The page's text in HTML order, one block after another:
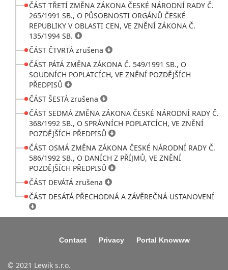
ČÁST TŘETÍ ZMĚNA ZÁKONA ČESKÉ NÁRODNÍ RADY Č.
265/1991 SB., O PŮSOBNOSTI ORGÁNŮ ČESKÉ
REPUBLIKY V OBLASTI CEN, VE ZNĚNÍ ZÁKONA Č.
135/1994 SB.
ČÁST ČTVRTÁ zrušena
ČÁST PÁTÁ ZMĚNA ZÁKONA Č. 549/1991 SB., O
SOUDNÍCH POPLATCÍCH, VE ZNĚNÍ POZDĚJŠÍCH
PŘEDPISŮ
ČÁST ŠESTÁ zrušena
ČÁST SEDMÁ ZMĚNA ZÁKONA ČESKÉ NÁRODNÍ RADY Č.
368/1992 SB., O SPRÁVNÍCH POPLATCÍCH, VE ZNĚNÍ
POZDĚJŠÍCH PŘEDPISŮ
ČÁST OSMÁ ZMĚNA ZÁKONA ČESKÉ NÁRODNÍ RADY Č.
586/1992 SB., O DANÍCH Z PŘÍJMŮ, VE ZNĚNÍ
POZDĚJŠÍCH PŘEDPISŮ
ČÁST DEVÁTÁ zrušena
ČÁST DESÁTÁ PŘECHODNÁ A ZÁVĚREČNÁ USTANOVENÍ
Contact Privacy Portal Knowww
© 2021 Lewik s.r.o.